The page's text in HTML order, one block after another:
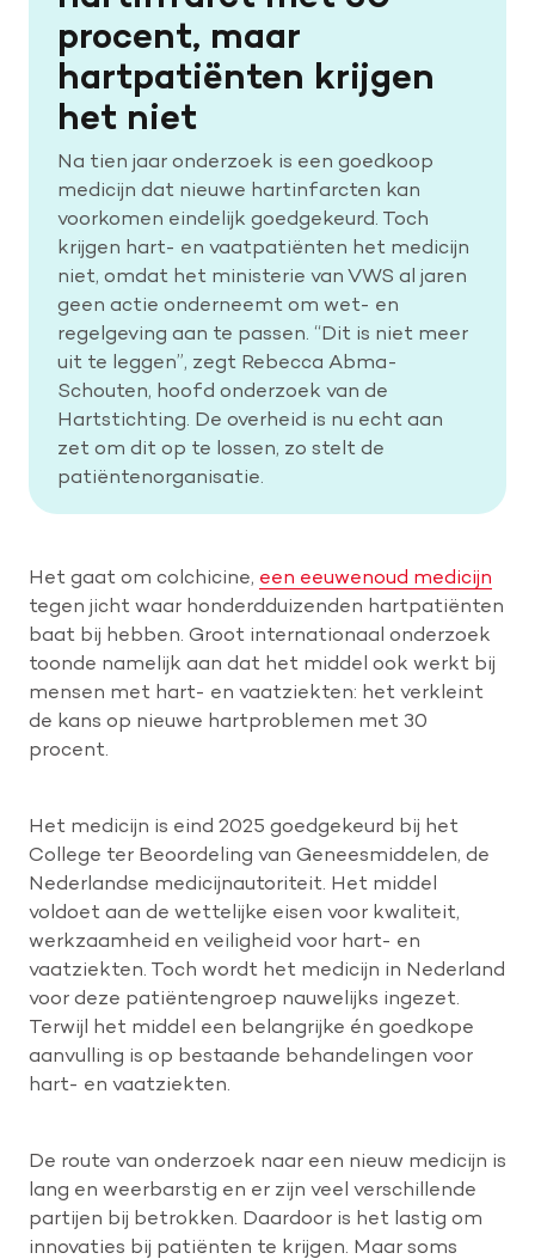
Help mee met tijd
Leven met
Wetenschappelijk onderzoek
Doneer
procent, maar
hartpatiënten krijgen
het niet
Na tien jaar onderzoek is een goedkoop
medicijn dat nieuwe hartinfarcten kan
voorkomen eindelijk goedgekeurd. Toch
krijgen hart- en vaatpatiënten het medicijn
niet, omdat het ministerie van VWS al jaren
geen actie onderneemt om wet- en
regelgeving aan te passen. “Dit is niet meer
uit te leggen”, zegt Rebecca Abma-
Schouten, hoofd onderzoek van de
Hartstichting. De overheid is nu echt aan
zet om dit op te lossen, zo stelt de
patiëntenorganisatie.
Het gaat om colchicine, een eeuwenoud medicijn
tegen jicht waar honderdduizenden hartpatiënten
baat bij hebben. Groot internationaal onderzoek
toonde namelijk aan dat het middel ook werkt bij
mensen met hart- en vaatziekten: het verkleint
de kans op nieuwe hartproblemen met 30
procent.
Het medicijn is eind 2025 goedgekeurd bij het
College ter Beoordeling van Geneesmiddelen, de
Nederlandse medicijnautoriteit. Het middel
voldoet aan de wettelijke eisen voor kwaliteit,
werkzaamheid en veiligheid voor hart- en
vaatziekten. Toch wordt het medicijn in Nederland
voor deze patiëntengroep nauwelijks ingezet.
Terwijl het middel een belangrijke én goedkope
aanvulling is op bestaande behandelingen voor
hart- en vaatziekten.
De route van onderzoek naar een nieuw medicijn is
lang en weerbarstig en er zijn veel verschillende
partijen bij betrokken. Daardoor is het lastig om
innovaties bij patiënten te krijgen. Maar soms